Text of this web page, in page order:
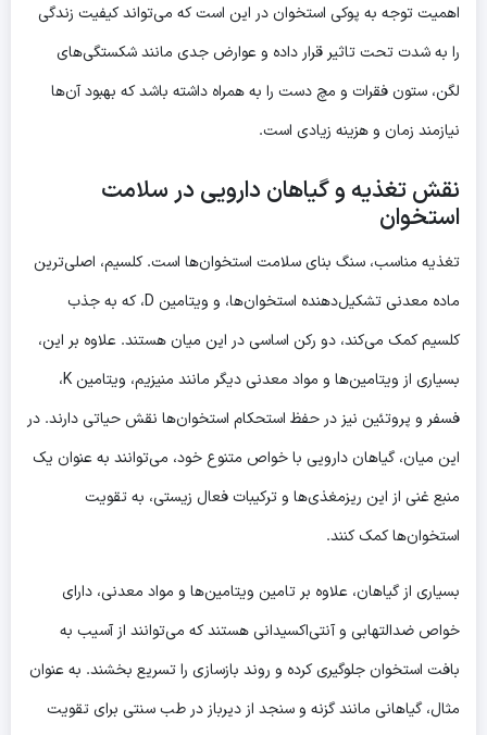
اهمیت توجه به پوکی استخوان در این است که می‌تواند کیفیت زندگی
را به شدت تحت تاثیر قرار داده و عوارض جدی مانند شکستگی‌های
لگن، ستون فقرات و مچ دست را به همراه داشته باشد که بهبود آن‌ها
نیازمند زمان و هزینه زیادی است.
نقش تغذیه و گیاهان دارویی در سلامت
استخوان
تغذیه مناسب، سنگ بنای سلامت استخوان‌ها است. کلسیم، اصلی‌ترین
ماده معدنی تشکیل‌دهنده استخوان‌ها، و ویتامین D، که به جذب
کلسیم کمک می‌کند، دو رکن اساسی در این میان هستند. علاوه بر این،
بسیاری از ویتامین‌ها و مواد معدنی دیگر مانند منیزیم، ویتامین K،
فسفر و پروتئین نیز در حفظ استحکام استخوان‌ها نقش حیاتی دارند. در
این میان، گیاهان دارویی با خواص متنوع خود، می‌توانند به عنوان یک
منبع غنی از این ریزمغذی‌ها و ترکیبات فعال زیستی، به تقویت
استخوان‌ها کمک کنند.
بسیاری از گیاهان، علاوه بر تامین ویتامین‌ها و مواد معدنی، دارای
خواص ضدالتهابی و آنتی‌اکسیدانی هستند که می‌توانند از آسیب به
بافت استخوان جلوگیری کرده و روند بازسازی را تسریع بخشند. به عنوان
مثال، گیاهانی مانند گزنه و سنجد از دیرباز در طب سنتی برای تقویت